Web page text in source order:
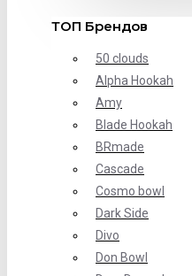
ТОП Брендов
50 clouds
Alpha Hookah
Amy
Blade Hookah
BRmade
Cascade
Cosmo bowl
Dark Side
Divo
Don Bowl